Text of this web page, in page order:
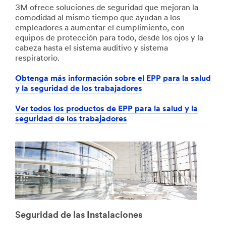
3M ofrece soluciones de seguridad que mejoran la
comodidad al mismo tiempo que ayudan a los
empleadores a aumentar el cumplimiento, con
equipos de protección para todo, desde los ojos y la
cabeza hasta el sistema auditivo y sistema
respiratorio.
Obtenga más información sobre el EPP para la salud
y la seguridad de los trabajadores
Ver todos los productos de EPP para la salud y la
seguridad de los trabajadores
Seguridad de las Instalaciones